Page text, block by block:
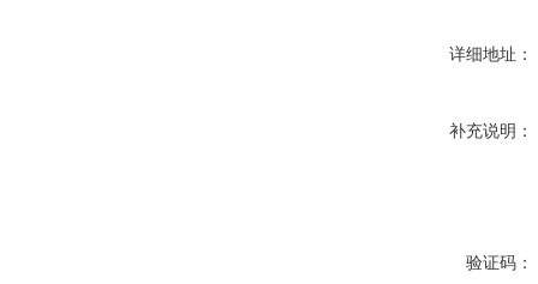
详细地址：
补充说明：
验证码：